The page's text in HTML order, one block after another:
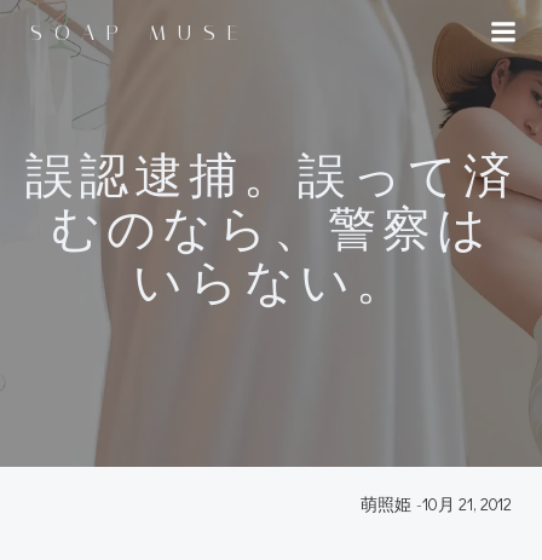
ッ
プ
SOAP MUSE
誤認逮捕。誤って済
むのなら、警察は
いらない。
萌照姫 -10月 21, 2012